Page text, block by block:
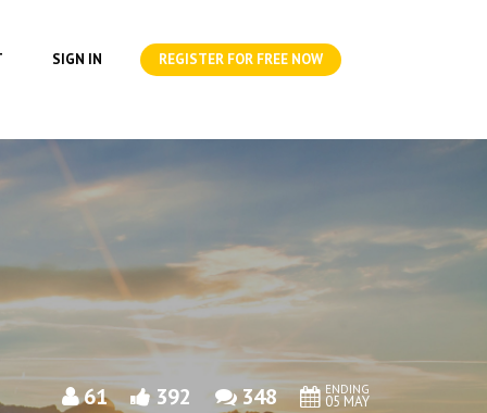
SIGN IN REGISTER FOR FREE NOW
61 392 348 ENDING
05 MAY